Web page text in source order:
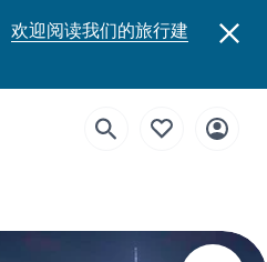
欢迎阅读我们的旅行建